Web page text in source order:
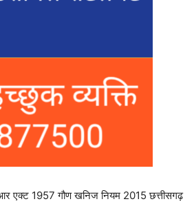
एक्ट 1957 गौण खनिज नियम 2015 छत्तीसगढ़